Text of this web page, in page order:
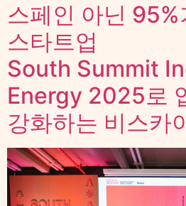
스페인 아닌 95%
스타트업
South Summit
Energy 2025로
강화하는 비스카